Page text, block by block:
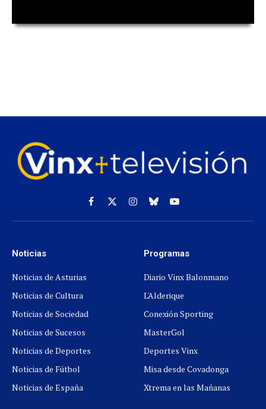
Facebook
X
(Twitter)
Instagram
Cielo
azul
YouTube
Noticias
Noticias de Asturias
Noticias de Cultura
Noticias de Sociedad
Noticias de Sucesos
Noticias de Deportes
Noticias de Fútbol
Noticias de España
Programas
Diario Vinx Balonmano
L'Alderique
Conexión Sporting
MasterGol
Deportes Vinx
Misa desde Covadonga
Xtrema en las Mañanas